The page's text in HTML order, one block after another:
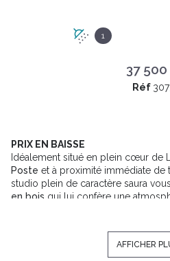
1
37
Réf
PRIX EN BAISSE
Idéalement situé en plein cœur de
Poste et à proximité immédiate
studio plein de caractère saura
en bois qui lui confère une
sol, parfaite pour aménager un
fort potentiel, à personnaliser selon
AFFICHER